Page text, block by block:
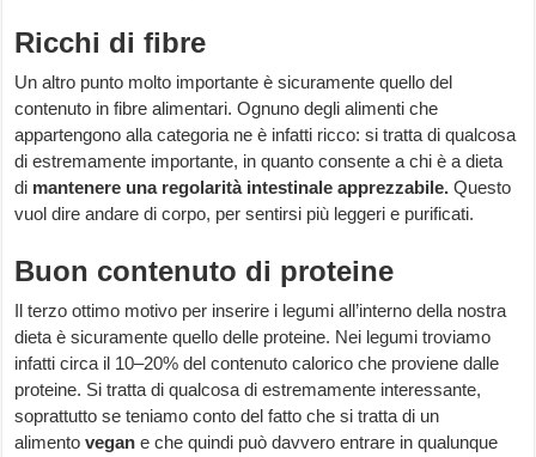
Ricchi di fibre
Un altro punto molto importante è sicuramente quello del
contenuto in fibre alimentari. Ognuno degli alimenti che
appartengono alla categoria ne è infatti ricco: si tratta di qualcosa
di estremamente importante, in quanto consente a chi è a dieta
di mantenere una regolarità intestinale apprezzabile.Questo
vuol dire andare di corpo, per sentirsi più leggeri e purificati.
Buon contenuto di proteine
Il terzo ottimo motivo per inserire i legumi all’interno della nostra
dieta è sicuramente quello delle proteine. Nei legumi troviamo
infatti circa il 10–20% del contenuto calorico che proviene dalle
proteine. Si tratta di qualcosa di estremamente interessante,
soprattutto se teniamo conto del fatto che si tratta di un
alimentovegan e che quindi può davvero entrare in qualunque